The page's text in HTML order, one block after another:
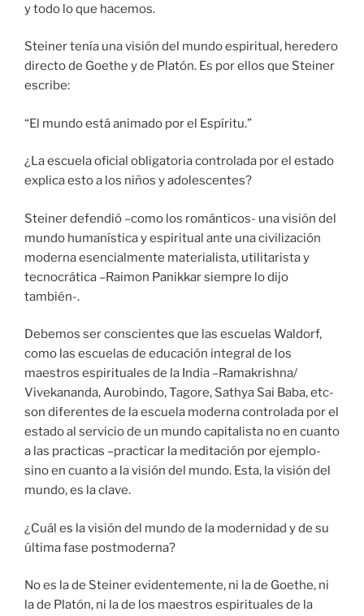
y todo lo que hacemos.
Steiner tenía una visión del mundo espiritual, heredero
directo de Goethe y de Platón. Es por ellos que Steiner
escribe:
“El mundo está animado por el Espíritu.”
¿La escuela oficial obligatoria controlada por el estado
explica esto a los niños y adolescentes?
Steiner defendió –como los románticos- una visión del
mundo humanística y espiritual ante una civilización
moderna esencialmente materialista, utilitarista y
tecnocrática –Raimon Panikkar siempre lo dijo
también-.
Debemos ser conscientes que las escuelas Waldorf,
como las escuelas de educación integral de los
maestros espirituales de la India –Ramakrishna/
Vivekananda, Aurobindo, Tagore, Sathya Sai Baba, etc-
son diferentes de la escuela moderna controlada por el
estado al servicio de un mundo capitalista no en cuanto
a las practicas –practicar la meditación por ejemplo-
sino en cuanto a la visión del mundo. Esta, la visión del
mundo, es la clave.
¿Cuál es la visión del mundo de la modernidad y de su
última fase postmoderna?
No es la de Steiner evidentemente, ni la de Goethe, ni
la de Platón, ni la de los maestros espirituales de la